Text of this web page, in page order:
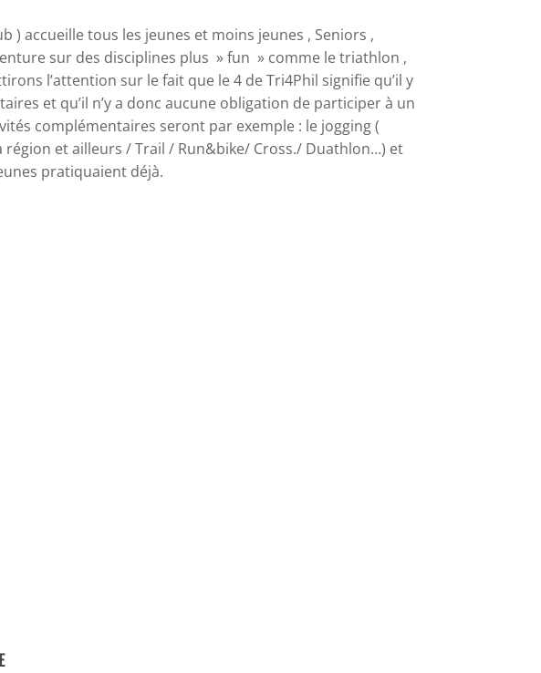
) accueille tous les jeunes et moins jeunes , Seniors ,
sur des disciplines plus » fun » comme le triathlon ,
l’attention sur le fait que le 4 de Tri4Phil signifie qu’il y
et qu’il n’y a donc aucune obligation de participer à un
complémentaires seront par exemple : le jogging (
région et ailleurs / Trail / Run&bike/ Cross./ Duathlon…) et
pratiquaient déjà.